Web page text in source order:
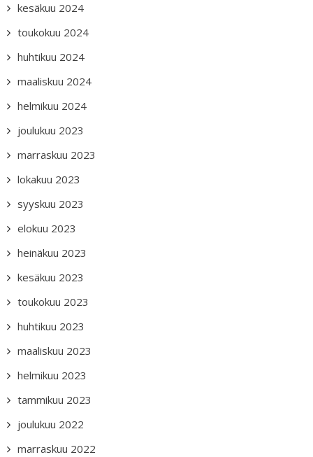
kesäkuu 2024
toukokuu 2024
huhtikuu 2024
maaliskuu 2024
helmikuu 2024
joulukuu 2023
marraskuu 2023
lokakuu 2023
syyskuu 2023
elokuu 2023
heinäkuu 2023
kesäkuu 2023
toukokuu 2023
huhtikuu 2023
maaliskuu 2023
helmikuu 2023
tammikuu 2023
joulukuu 2022
marraskuu 2022